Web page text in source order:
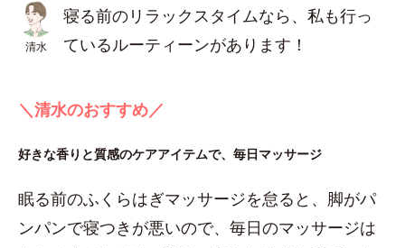
清水
寝る前のリラックスタイムなら、私も行っ
ているルーティーンがあります！
＼清水のおすすめ／
好きな香りと質感のケアアイテムで、毎日マッサージ
眠る前のふくらはぎマッサージを怠ると、脚がパ
ンパンで寝つきが悪いので、毎日のマッサージは